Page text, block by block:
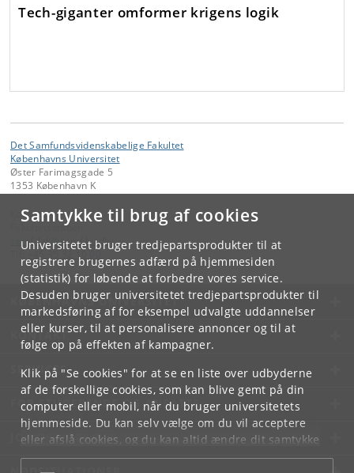
Samtykke til brug af cookies
Universitetet bruger tredjepartsprodukter til at
registrere brugernes adfærd på hjemmesiden
(statistik) for løbende at forbedre vores service.
Desuden bruger universitetet tredjepartsprodukter til
markedsføring af for eksempel udvalgte uddannelser
eller kurser, til at personalisere annoncer og til at
følge op på effekten af kampagner.
Klik på "Se cookies" for at se en liste over udbyderne
af de forskellige cookies, som kan blive gemt på din
computer eller mobil, når du bruger universitetets
hjemmeside. Du kan selv vælge om du vil acceptere
eller afslå cookies, og du kan altid ændre dit samtykke
underCookie- og privatlivspolitiksom du finder i
Tech-giganter omformer krigens logik
Det Samfundsvidenskabelige Fakultet
Københavns Universitet
Øster Farimagsgade 5
1353 København K
Kontakt:
Fakultetsstaben
samf-fak @samf.ku.dk
KØBENHAVNS UNIVERSITET
KONTAKT
SERVICES
FOR STUDERENDE OG ANSATTE
JOB OG KARRIERE